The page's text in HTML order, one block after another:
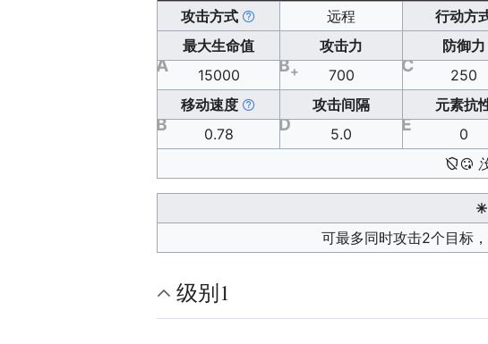
攻击方式 远程 行动方
最大生命值
攻击力 防御力
15000
A 700
B+ 250
C
移动速度
攻击间隔 元素抗
0.78
B 5.0
D 0
E
可最多同时攻击2个目标
级别1